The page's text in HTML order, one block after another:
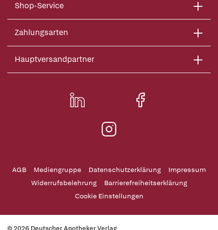
Shop-Service
Zahlungsarten
Hauptversandpartner
AGB Mediengruppe Datenschutzerklärung
Impressum
Widerrufsbelehrung
Barrierefreiheitserklärung
Cookie Einstellungen
© 2026 Deutscher Apotheker Verlag